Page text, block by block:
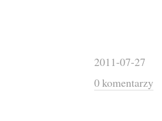
2011-07-27
0 komentarzy